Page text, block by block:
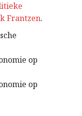
Frantzen.